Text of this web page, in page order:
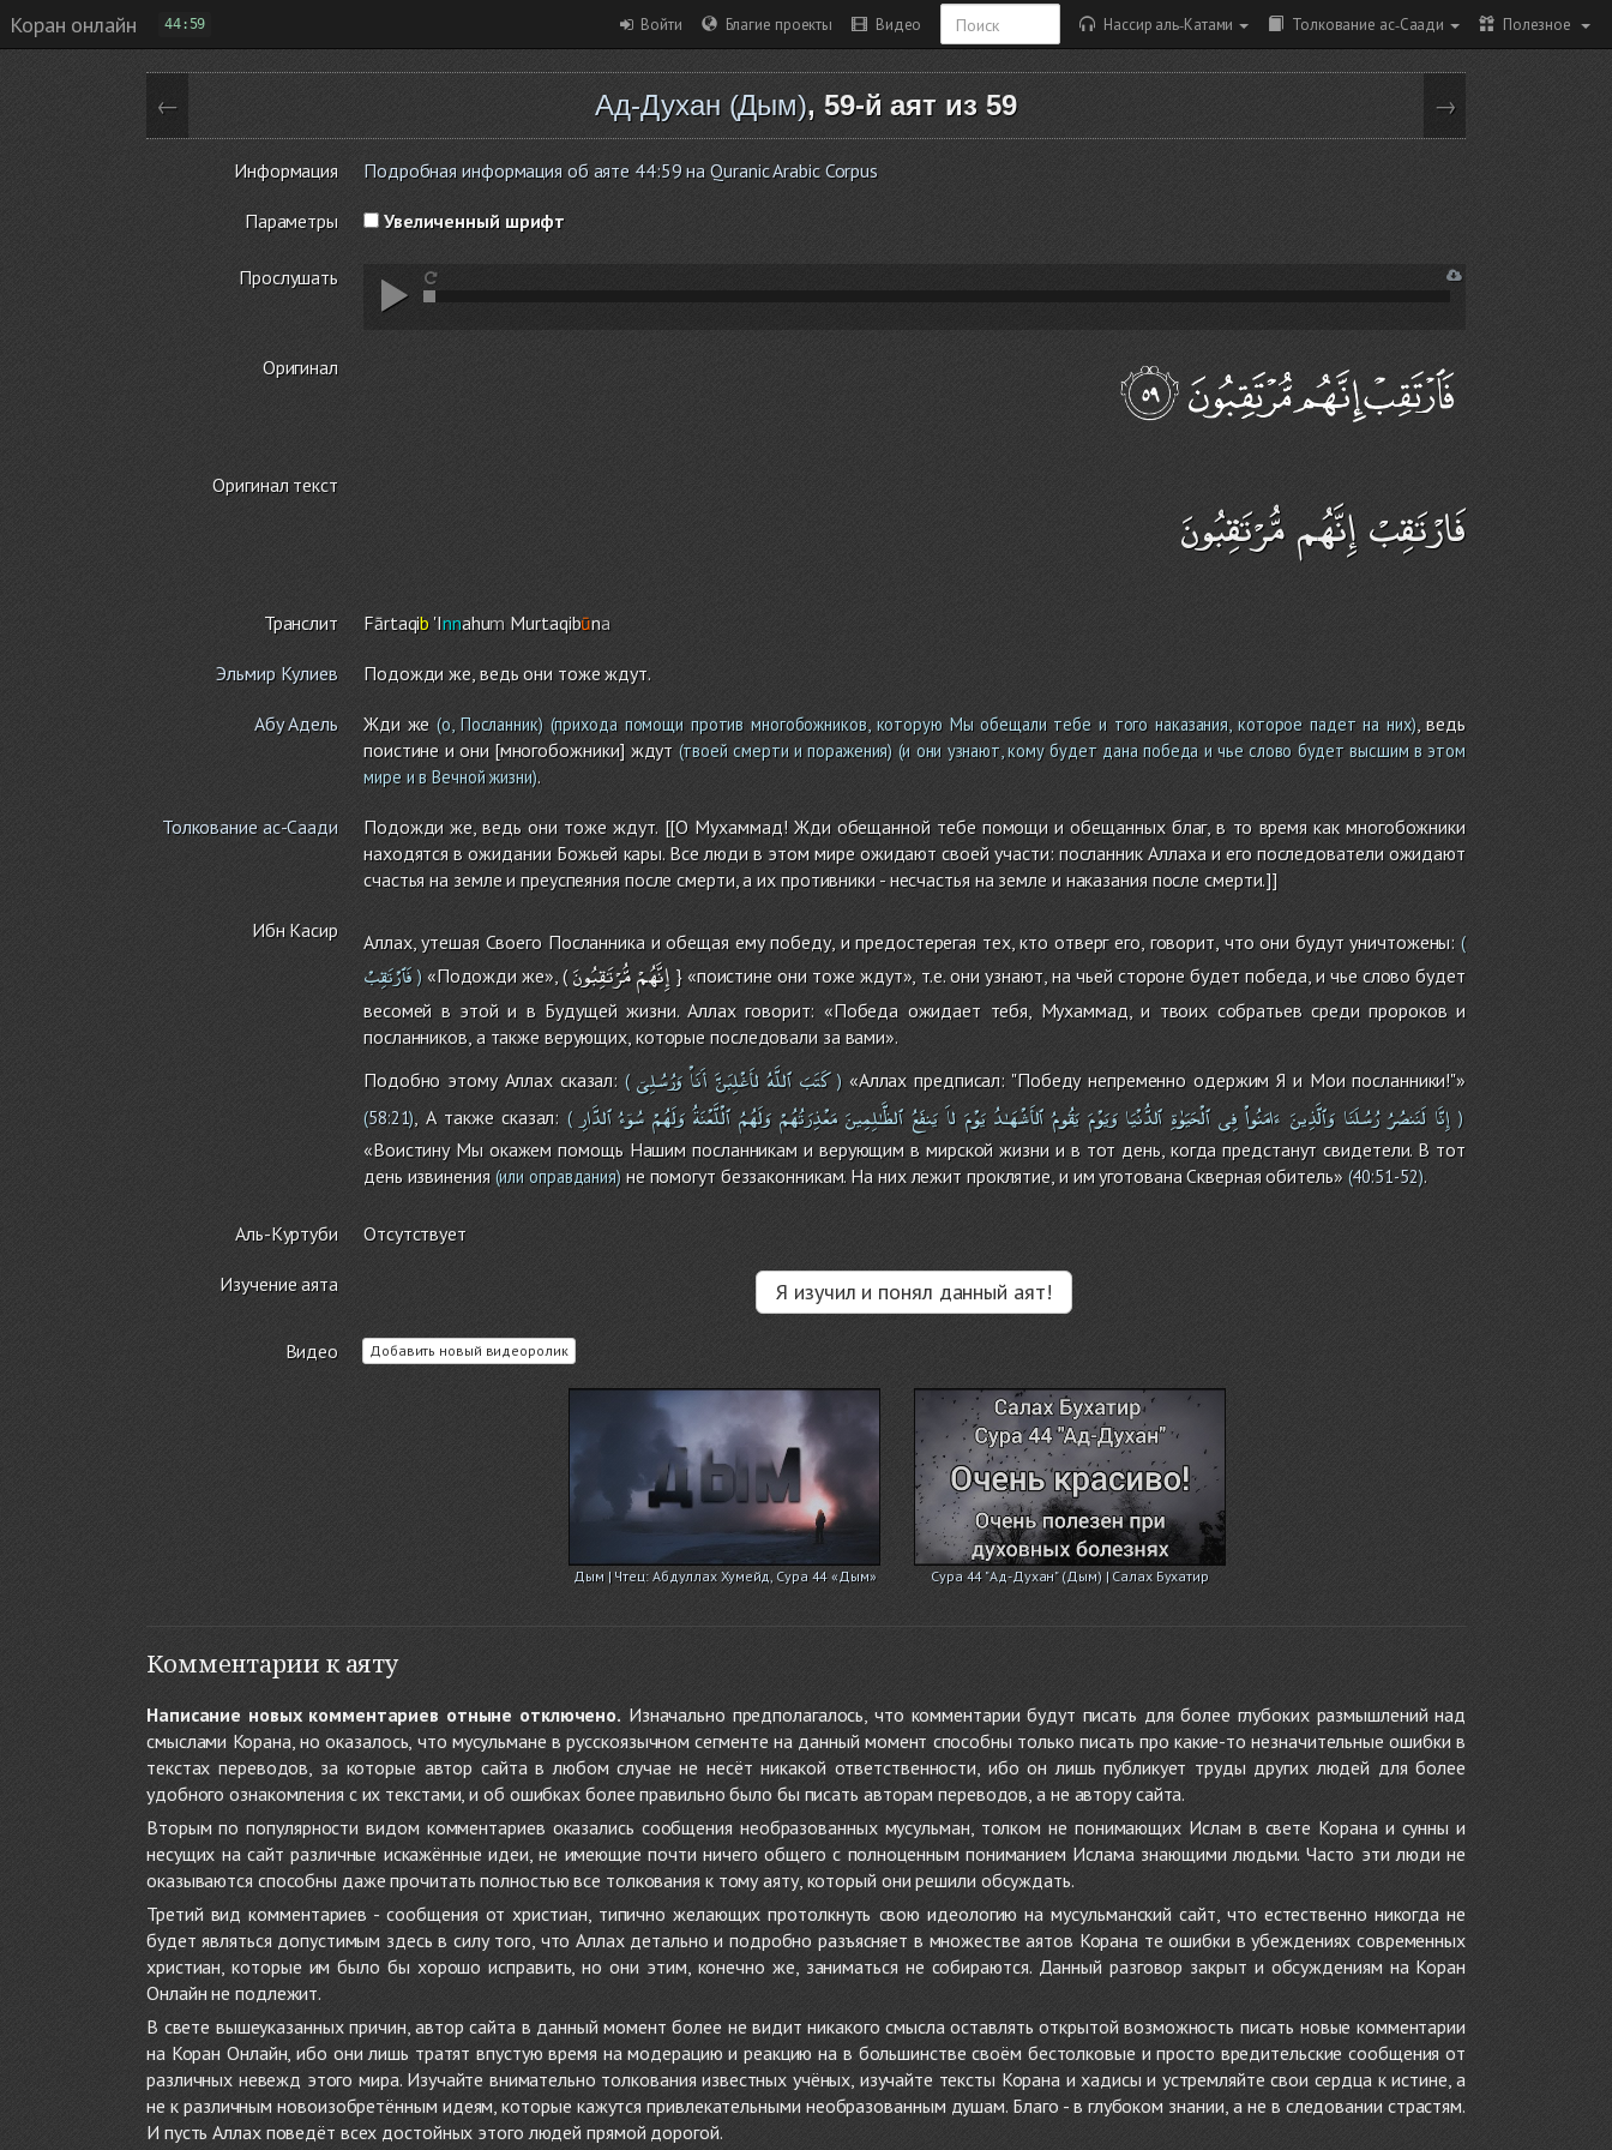
Коран онлайн 44:59 Войти Благие проекты Видео Нассир аль-Катами Толкование ас-Саади Полезное
← Ад-Духан (Дым), 59-й аят из 59 →
Информация Подробная информация об аяте 44:59 на Quranic Arabic Corpus
Параметры Увеличенный шрифт
Прослушать
Оригинал
Оригинал текст
فَارْتَقِبْ إِنَّهُم مُّرْتَقِبُونَ
Транслит Fārtaqib 'Innahum Murtaqibūna
Эльмир Кулиев Подожди же, ведь они тоже ждут.
Абу Адель Жди же (о, Посланник)(прихода помощи против многобожников, которую Мы обещали тебе и того наказания, которое падет на них), ведь
поистине и они [многобожники] ждут (твоей смерти и поражения) (и они узнают, кому будет дана победа и чье слово будет высшим в этом
мире и в Вечной жизни).
Толкование ас-Саади
Подожди же, ведь они тоже ждут. [[О Мухаммад! Жди обещанной тебе помощи и обещанных благ, в то время как многобожники
находятся в ожидании Божьей кары. Все люди в этом мире ожидают своей участи: посланник Аллаха и его последователи ожидают
счастья на земле и преуспеяния после смерти, а их противники - несчастья на земле и наказания после смерти.]]
Ибн Касир Аллах, утешая Своего Посланника и обещая ему победу, и предостерегая тех, кто отверг его, говорит, что они будут уничтожены: (
فَٱرْتَقِبْ)«Подожди же», ( إِنَّهُمْمُّرْتَقِبُونَ
} «поистине они тоже ждут», т.е. они узнают, на чьей стороне будет победа, и чье слово будет
весомей в этой и в Будущей жизни. Аллах говорит: «Победа ожидает тебя, Мухаммад, и твоих собратьев среди пророков и
посланников, а также верующих, которые последовали за вами».
Подобно этому Аллах сказал: ( كَتَبَ ٱللَّهُلأَغْلِبَنَّأَنَاْوَرُسُلِىۤ ) «Аллах предписал: "Победу непременно одержим Я и Мои посланники!"»
(58:21) , А также сказал: ( إِنَّا لَنَنصُرُرُسُلَنَا وَٱلَّذِينَ ءَامَنُواْفِى ٱلْحَيَوٰةِ ٱلدُّنْيَا وَيَوْمَ يَقُومُٱلأَشْهَـٰدُ يَوْمَ لاَيَنفَعُ ٱلظَّـٰلِمِينَ مَعْذِرَتُهُمْ وَلَهُمُ ٱلْلَّعْنَةُوَلَهُمْ سُوۤءُٱلدَّارِ )
«Воистину Мы окажем помощь Нашим посланникам и верующим в мирской жизни и в тот день, когда предстанут свидетели. В тот
день извинения(или оправдания)не помогут беззаконникам. На них лежит проклятие, и им уготована Скверная обитель»(40:51-52).
Аль-Куртуби Отсутствует
Изучение аята Я изучил и понял данный аят!
Видео Добавить новый видеоролик
Дым | Чтец: Абдуллах Хумейд, Сура 44 «Дым» Сура 44 "Ад-Духан" (Дым) | Салах Бухатир
Комментарии к аяту
Написание новых комментариев отныне отключено. Изначально предполагалось, что комментарии будут писать для более глубоких размышлений над
смыслами Корана, но оказалось, что мусульмане в русскоязычном сегменте на данный момент способны только писать про какие-то незначительные ошибки в
текстах переводов, за которые автор сайта в любом случае не несёт никакой ответственности, ибо он лишь публикует труды других людей для более
удобного ознакомления с их текстами, и об ошибках более правильно было бы писать авторам переводов, а не автору сайта.
Вторым по популярности видом комментариев оказались сообщения необразованных мусульман, толком не понимающих Ислам в свете Корана и сунны и
несущих на сайт различные искажённые идеи, не имеющие почти ничего общего с полноценным пониманием Ислама знающими людьми. Часто эти люди не
оказываются способны даже прочитать полностью все толкования к тому аяту, который они решили обсуждать.
Третий вид комментариев - сообщения от христиан, типично желающих протолкнуть свою идеологию на мусульманский сайт, что естественно никогда не
будет являться допустимым здесь в силу того, что Аллах детально и подробно разъясняет в множестве аятов Корана те ошибки в убеждениях современных
христиан, которые им было бы хорошо исправить, но они этим, конечно же, заниматься не собираются. Данный разговор закрыт и обсуждениям на Коран
Онлайн не подлежит.
В свете вышеуказанных причин, автор сайта в данный момент более не видит никакого смысла оставлять открытой возможность писать новые комментарии
на Коран Онлайн, ибо они лишь тратят впустую время на модерацию и реакцию на в большинстве своём бестолковые и просто вредительские сообщения от
различных невежд этого мира. Изучайте внимательно толкования известных учёных, изучайте тексты Корана и хадисы и устремляйте свои сердца к истине, а
не к различным новоизобретённым идеям, которые кажутся привлекательными необразованным душам. Благо - в глубоком знании, а не в следовании страстям.
И пусть Аллах поведёт всех достойных этого людей прямой дорогой.